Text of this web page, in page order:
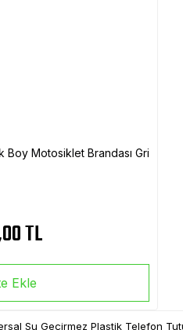
Boy Motosiklet Brandası Gri
TL
Ekle